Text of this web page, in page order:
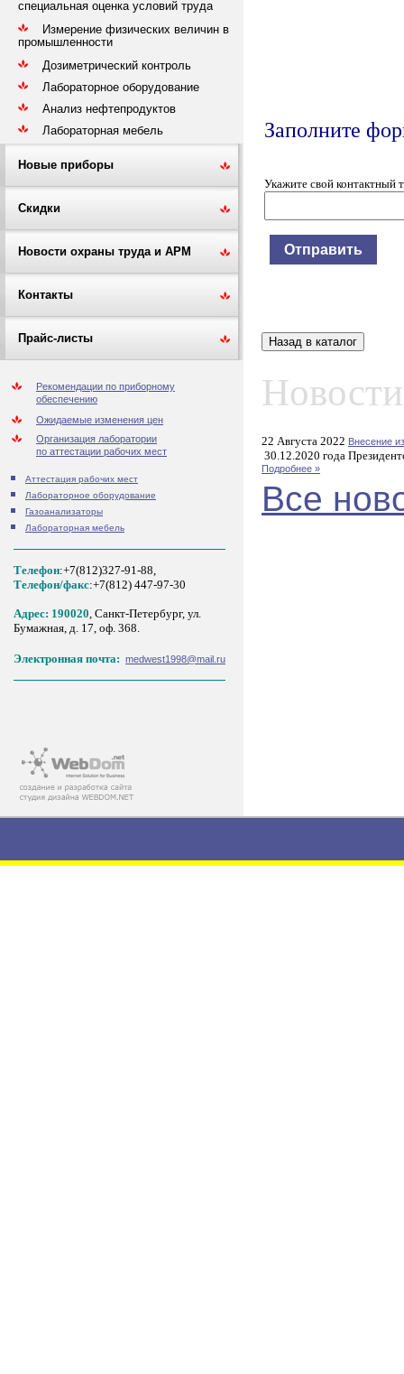
специальная оценка условий труда
Измерение физических величин в
промышленности
Дозиметрический контроль
Лабораторное оборудование
Анализ нефтепродуктов
Лабораторная мебель
Новые приборы
Скидки
Новости охраны труда и АРМ
Контакты
Прайс-листы
Рекомендации по приборному
обеспечению
Ожидаемые изменения цен
Организация лаборатории
по аттестации рабочих мест
Аттестация рабочих мест
Лабораторное оборудование
Газоанализаторы
Лабораторная мебель
Телефон:+7(812)327-91-88,
Tелефон/факс:+7(812) 447-97-30
Адрес: 190020, Санкт-Петербург, ул.
Бумажная, д. 17, оф. 368.
Электронная почта: medwest1998@mail.ru
Заполните
Укажите свой контактный
22 Августа 2022 Внесение
30.12.2020 года
Подробнее »
Все